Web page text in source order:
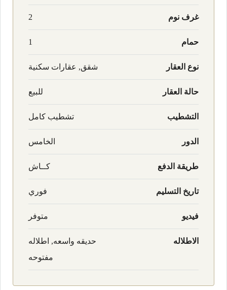
غرف نوم 2
حمام 1
نوع العقار شقق, عقارات سكنية
حالة العقار للبيع
التشطيب تشطيب كامل
الدور الخامس
طريقة الدفع كــاش
تاريخ التسليم فوري
فيديو متوفر
الاطلاله
حديقه واسعه, اطلاله
مفتوحه